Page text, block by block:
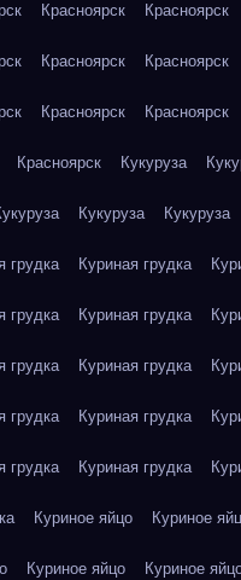
Красноярск Красноярск
Красноярск Красноярск
Красноярск Красноярск
Красноярск Кукуруза
Кукуруза Кукуруза
грудка Куриная грудка
грудка Куриная грудка
грудка Куриная грудка
грудка Куриная грудка
грудка Куриная грудка
Куриное яйцо Куриное
Куриное яйцо Куриное